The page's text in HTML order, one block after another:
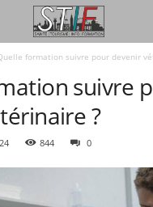
formation suivre pour devenir
suivre
?
844 0